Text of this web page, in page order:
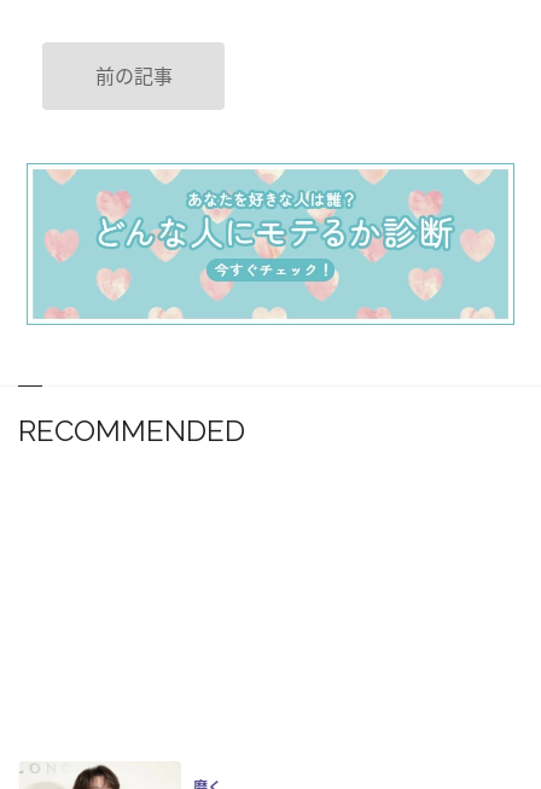
前の記事
RECOMMENDED